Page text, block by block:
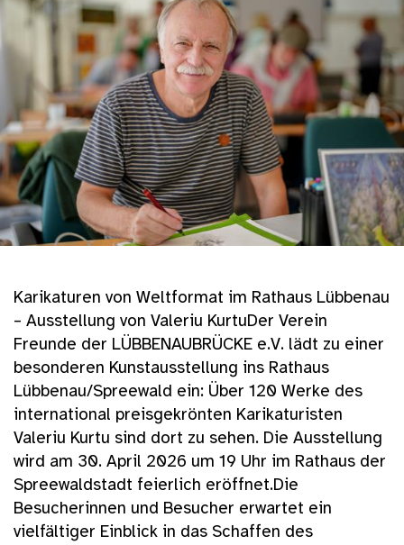
Karikaturen von Weltformat im Rathaus Lübbenau
– Ausstellung von Valeriu KurtuDer Verein
Freunde der LÜBBENAUBRÜCKE e.V. lädt zu einer
besonderen Kunstausstellung ins Rathaus
Lübbenau/Spreewald ein: Über 120 Werke des
international preisgekrönten Karikaturisten
Valeriu Kurtu sind dort zu sehen. Die Ausstellung
wird am 30. April 2026 um 19 Uhr im Rathaus der
Spreewaldstadt feierlich eröffnet.Die
Besucherinnen und Besucher erwartet ein
vielfältiger Einblick in das Schaffen des